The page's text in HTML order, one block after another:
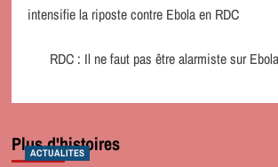
intensifie la riposte contre Ebola en RDC
RDC : Il ne faut pas être alarmiste sur
Plus d'histoires
ACTUALITES